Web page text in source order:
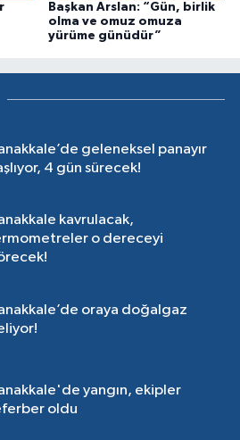
Başkan Arslan: “Gün, birlik
olma ve omuz omuza
yürüme günüdür”
geleneksel panayır
4 gün sürecek!
kavrulacak,
o dereceyi
oraya doğalgaz
yangın, ekipler
oldu